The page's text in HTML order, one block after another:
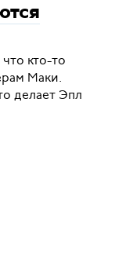
кто-то
Маки.
делает Эпл